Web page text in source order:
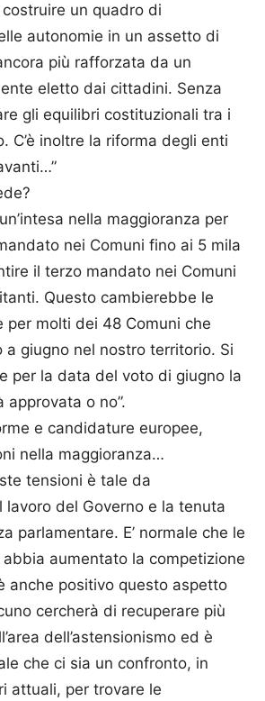
costruire un quadro di
autonomie in un assetto di
più rafforzata da un
eletto dai cittadini. Senza
gli equilibri costituzionali tra i
C’è inoltre la riforma degli enti
nella maggioranza per
nei Comuni fino ai 5 mila
il terzo mandato nei Comuni
Questo cambierebbe le
per molti dei 48 Comuni che
a giugno nel nostro territorio. Si
per la data del voto di giugno la
approvata o no”.
e candidature europee,
nella maggioranza…
tensioni è tale da
lavoro del Governo e la tenuta
parlamentare. E’ normale che le
aumentato la competizione
anche positivo questo aspetto
cercherà di recuperare più
dell’astensionismo ed è
che ci sia un confronto, in
attuali, per trovare le